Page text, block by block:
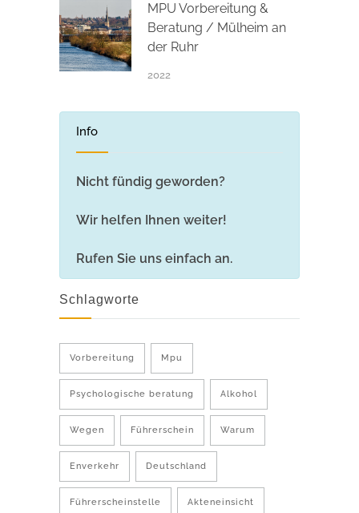
MPU Vorbereitung &
Beratung / Mülheim an
der Ruhr
2022
Info
Nicht fündig geworden?
Wir helfen Ihnen weiter!
Rufen Sie uns einfach an.
Schlagworte
Vorbereitung Mpu
Psychologische beratung Alkohol
Wegen Führerschein Warum
Enverkehr Deutschland
Führerscheinstelle Akteneinsicht